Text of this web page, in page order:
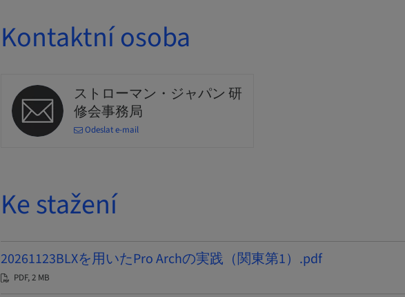
Kontaktní osoba
ストローマン・ジャパン 研
修会事務局
Odeslat e-mail
Ke stažení
20261123BLXを用いたPro Archの実践（関東第1）.pdf
PDF, 2 MB